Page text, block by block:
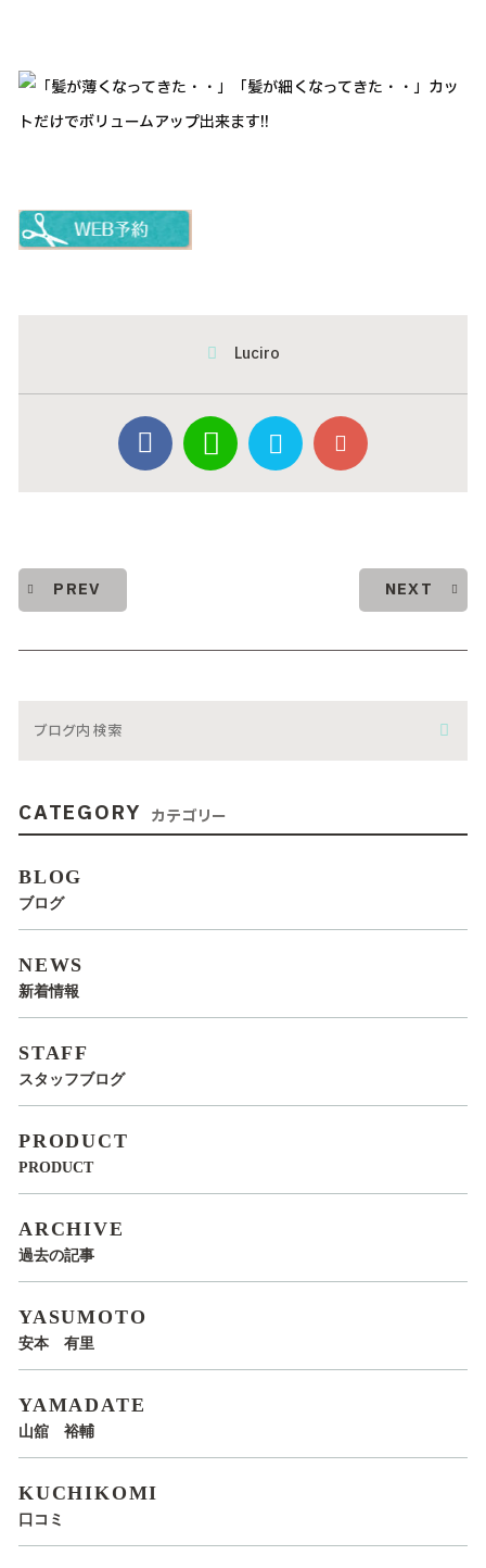
Luciro
PREV NEXT
CATEGORY カテゴリー
BLOG
ブログ
NEWS
新着情報
STAFF
スタッフブログ
PRODUCT
PRODUCT
ARCHIVE
過去の記事
YASUMOTO
安本 有里
YAMADATE
山舘 裕輔
KUCHIKOMI
口コミ